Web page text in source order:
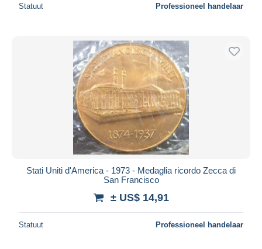
Statuut Professioneel handelaar
Stati Uniti d'America - 1973 - Medaglia ricordo Zecca di
San Francisco
± US$ 14,91
Statuut Professioneel handelaar